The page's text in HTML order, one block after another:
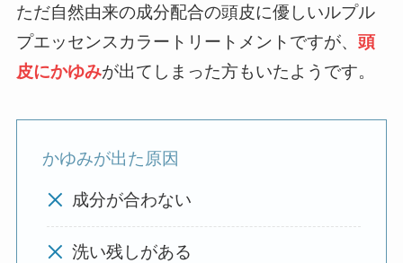
ただ自然由来の成分配合の頭皮に優しいルプル
プエッセンスカラートリートメントですが、 頭
皮にかゆみが出てしまった方もいたようです。
かゆみが出た原因
成分が合わない
洗い残しがある